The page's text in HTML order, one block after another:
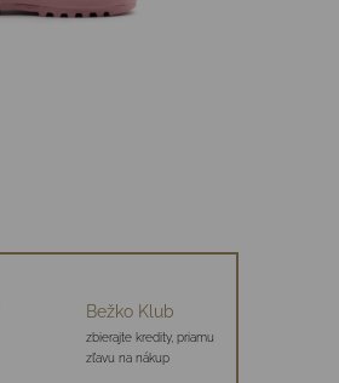
Bežko Klub
zbierajte kredity, priamu
zľavu na nákup